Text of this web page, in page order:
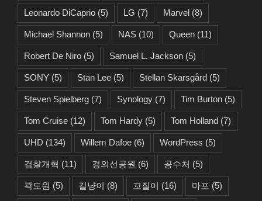
Leonardo DiCaprio (5) LG (7) Marvel (8)
Michael Shannon (5) NAS (10) Queen (11)
Robert De Niro (5) Samuel L. Jackson (5)
SONY (5) Stan Lee (5) Stellan Skarsgård (5)
Steven Spielberg (7) Synology (7) Tim Burton (5)
Tom Cruise (12) Tom Hardy (5) Tom Holland (7)
UHD (134) Willem Dafoe (6) WordPress (5)
검찰개혁 (11) 경의선공원 (6) 공수처 (5)
곽도원 (5) 길냥이 (8) 꼬질이 (16) 마포 (5)